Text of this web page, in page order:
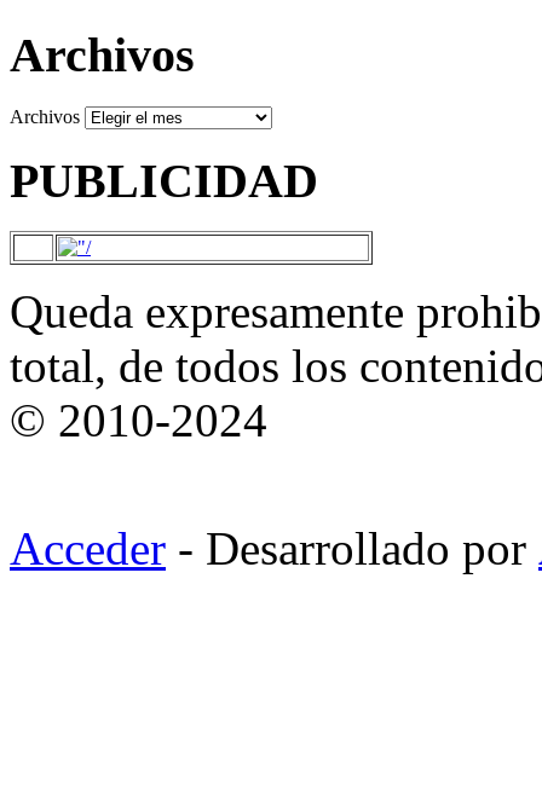
Archivos
Archivos
PUBLICIDAD
Queda expresamente
total, de todos los
© 2010-2024
Acceder - Desarrollado por